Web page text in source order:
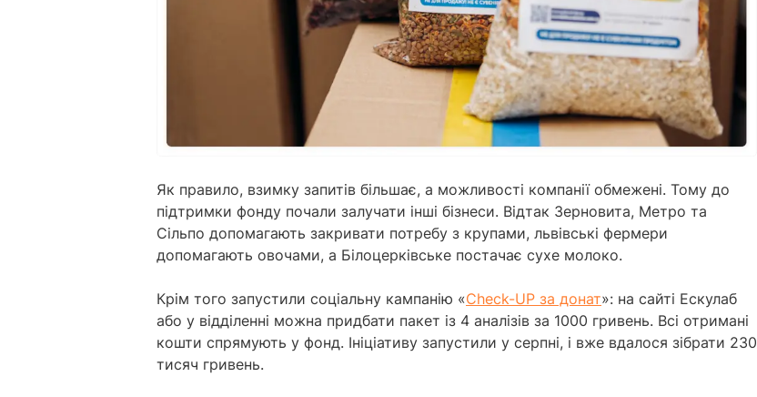
Як правило, взимку запитів більшає, а можливості компанії обмежені. Тому до
підтримки фонду почали залучати інші бізнеси. Відтак Зерновита, Метро та
Сільпо допомагають закривати потребу з крупами, львівські фермери
допомагають овочами, а Білоцерківське постачає сухе молоко.
Крім того запустили соціальну кампанію «Check-UP за донат»: на сайті Ескулаб
або у відділенні можна придбати пакет із 4 аналізів за 1000 гривень. Всі отримані
кошти спрямують у фонд. Ініціативу запустили у серпні, і вже вдалося зібрати 230
тисяч гривень.